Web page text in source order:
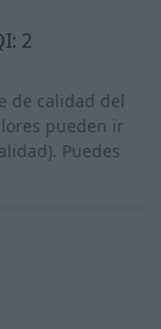
2
de calidad del
pueden ir
Puedes